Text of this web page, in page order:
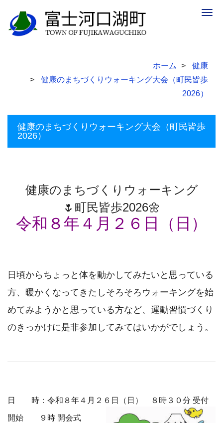
ホーム
健康
健康のまちづくりウォーキング大会（町民皆歩
2026）
健康のまちづくりウォーキング大会（町民皆歩
2026）
健康のまちづくりウォーキング
🌷町民皆歩2026🌼
令和８年４月２６日（日）
日頃からちょっと体を動かしてみたいと思っている
方、暖かくなってきたしそろそろウォーキングを始
めてみようかと思っている方など、運動習慣づくり
のきっかけに是非参加してみてはいかがでしょう。
日 時：令和８年４月２６日（日） ８時３０分 受付
開始 ９時 開会式